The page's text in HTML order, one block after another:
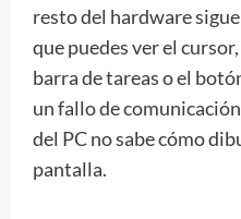
resto del hardware
que puedes ver el
barra de tareas o el
un fallo de
del PC no sabe cómo
pantalla.